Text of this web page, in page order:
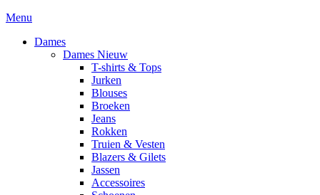
Menu
Dames
Dames Nieuw
T-shirts & Tops
Jurken
Blouses
Broeken
Jeans
Rokken
Truien & Vesten
Blazers & Gilets
Jassen
Accessoires